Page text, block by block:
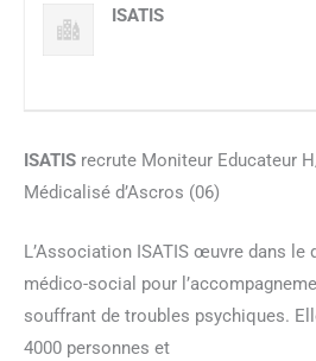
ISATIS
ISATIS recrute Moniteur Educateur
Médicalisé d’Ascros (06)
L’Association ISATIS œuvre dans
médico-social pour
souffrant de troubles psychiques.
4000 personnes et